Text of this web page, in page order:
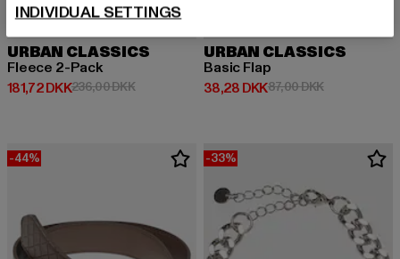
URBAN CLASSICS
Fleece 2-Pack
181,72 DKK
Nuværende pris: 181,72 DKK
236,00 DKKKampagnepris: 236,00 DKK
URBAN CLASSICS
Basic Flap
38,28 DKK
Nuværende pris: 38,28 DKK
87,00 DKK
-44% -33%
INDIVIDUAL SETTINGS